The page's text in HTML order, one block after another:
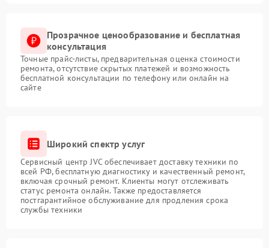
Прозрачное ценообразование и бесплатная
консультация
Точные прайс-листы, предварительная оценка стоимости
ремонта, отсутствие скрытых платежей и возможность
бесплатной консультации по телефону или онлайн на
сайте
Широкий спектр услуг
Сервисный центр JVC обеспечивает доставку техники по
всей РФ, бесплатную диагностику и качественный ремонт,
включая срочный ремонт. Клиенты могут отслеживать
статус ремонта онлайн. Также предоставляется
постгарантийное обслуживание для продления срока
службы техники